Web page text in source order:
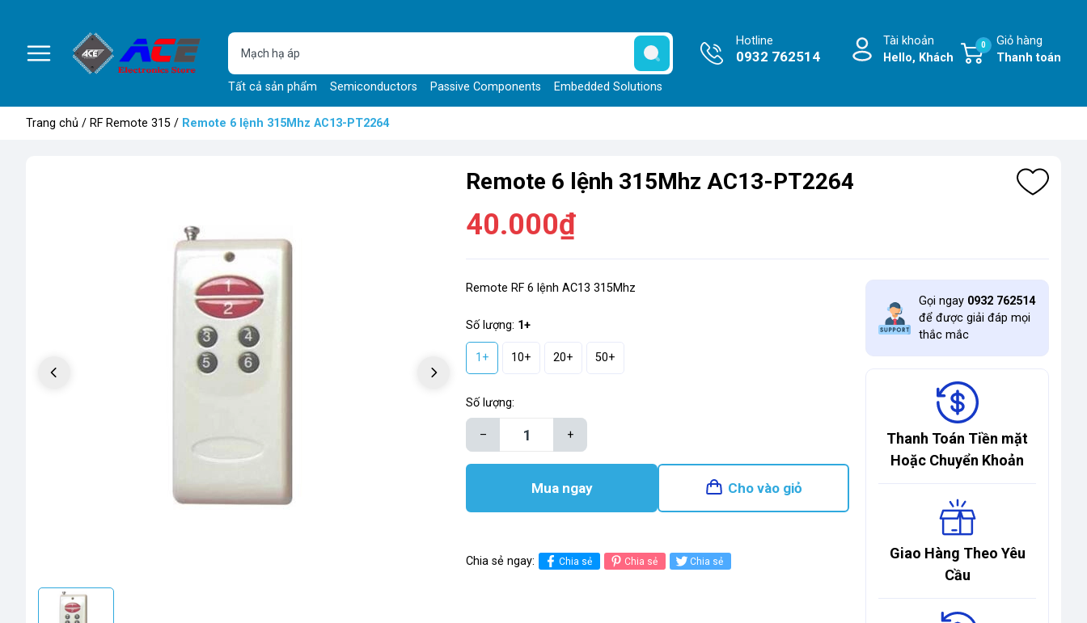
Tất cả sản phẩm Semiconductors Passive Components Embedded Solutions
Hotline
0932 762514
Tài khoản
Hello, Khách
Giỏ hàng
Thanh toán
0
Trang chủ / RF Remote 315 / Remote 6 lệnh 315Mhz AC13-PT2264
Remote 6 lệnh 315Mhz AC13-PT2264
40.000₫
Remote RF 6 lệnh AC13 315Mhz
Số lượng: 1+
1+ 10+ 20+ 50+
Số lượng:
– +
Mua ngay Cho vào giỏ
Chia sẻ ngay: Chia sẻ Chia sẻ Chia sẻ
Gọi ngay 0932 762514
để được giải đáp mọi
thắc mắc
Thanh Toán Tiền mặt
Hoặc Chuyển Khoản
Giao Hàng Theo Yêu
Cầu